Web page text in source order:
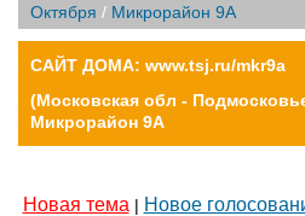
Октября / Микрорайон 9А
САЙТ ДОМА: www.tsj.ru/mkr9a
(Московская обл -
Микрорайон 9А
Новая тема | Новое